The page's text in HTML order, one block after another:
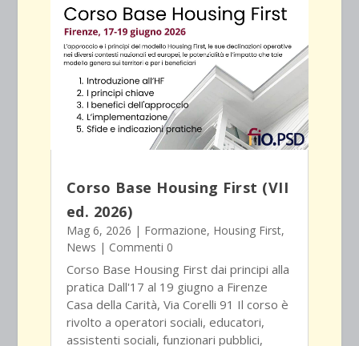
Corso Base Housing First (VII
ed. 2026)
Mag 6, 2026 | Formazione, Housing First,
News | Commenti 0
Corso Base Housing First dai principi alla
pratica Dall'17 al 19 giugno a Firenze
Casa della Carità, Via Corelli 91 Il corso è
rivolto a operatori sociali, educatori,
assistenti sociali, funzionari pubblici,